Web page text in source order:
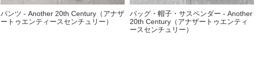
パンツ - Another 20th Century（アナザ
ートゥエンティースセンチュリー）
バッグ・帽子・サスペンダー - Another
20th Century（アナザートゥエンティ
ースセンチュリー）